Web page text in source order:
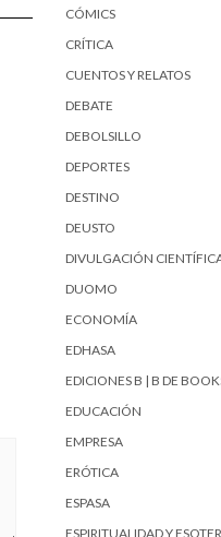
CÓMICS
CRÍTICA
CUENTOS Y RELATOS
DEBATE
DEBOLSILLO
DEPORTES
DESTINO
DEUSTO
DIVULGACIÓN
DUOMO
ECONOMÍA
EDHASA
EDICIONES B | B DE
EDUCACIÓN
EMPRESA
ERÓTICA
ESPASA
ESPIRITUALIDAD Y